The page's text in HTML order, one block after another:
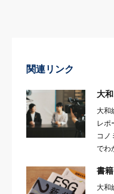
関連リンク
大
大和
レポ
コノ
でわ
書籍
大和